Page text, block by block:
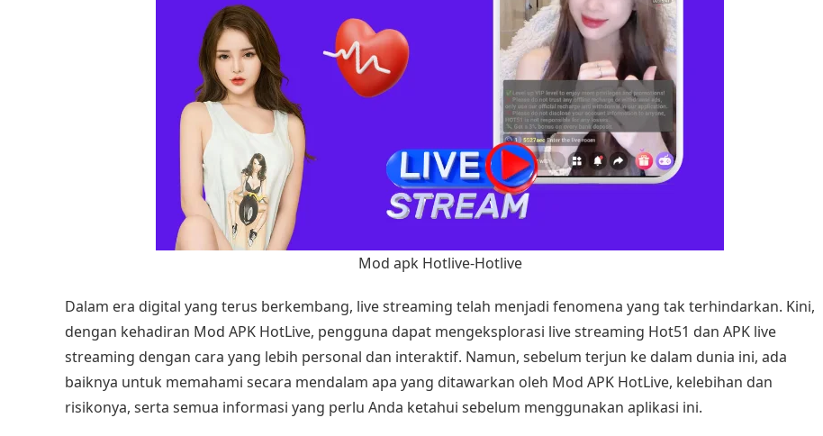
Mod apk Hotlive-Hotlive
Dalam era digital yang terus berkembang, live streaming telah menjadi fenomena yang tak terhindarkan. Kini,
dengan kehadiran Mod APK HotLive, pengguna dapat mengeksplorasi live streaming Hot51 dan APK live
streaming dengan cara yang lebih personal dan interaktif. Namun, sebelum terjun ke dalam dunia ini, ada
baiknya untuk memahami secara mendalam apa yang ditawarkan oleh Mod APK HotLive, kelebihan dan
risikonya, serta semua informasi yang perlu Anda ketahui sebelum menggunakan aplikasi ini.